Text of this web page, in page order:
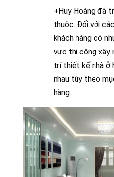
+Huy Hoàng đã
thuộc. Đối với
khách hàng có
vực thi công xây
trí thiết kế nhà ở
nhau tùy theo
hàng.